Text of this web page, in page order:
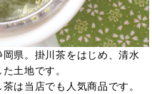
県。掛川茶をはじめ、清水
土地です。
は当店でも人気商品です。